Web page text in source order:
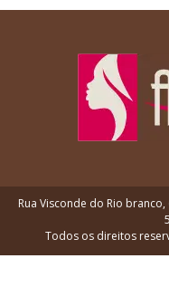
Rua Visconde do Rio
Todos os direitos